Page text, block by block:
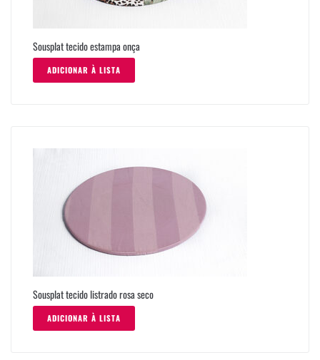
Sousplat tecido estampa onça
ADICIONAR À LISTA
Sousplat tecido listrado rosa seco
ADICIONAR À LISTA